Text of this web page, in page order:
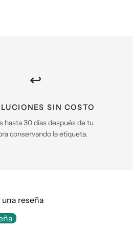
↩️
SIN COSTO
hasta 30 días después de tu
conservando la etiqueta.
reseña